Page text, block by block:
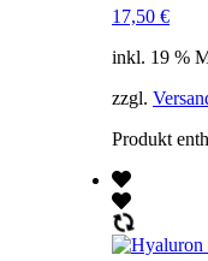
17,50 €
inkl. 19 %
zzgl.
Produkt